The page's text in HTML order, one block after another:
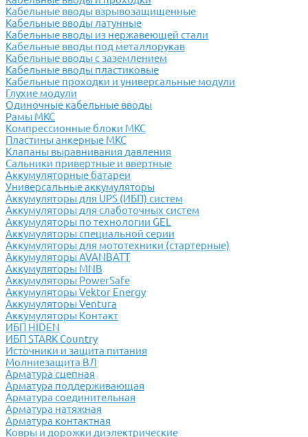
Кабельные вводы взрывозащищенные
Кабельные вводы латунные
Кабельные вводы из нержавеющей стали
Кабельные вводы под металлорукав
Кабельные вводы с заземлением
Кабельные вводы пластиковые
Кабельные проходки и универсальные модули
Глухие модули
Одиночные кабельные вводы
Рамы МКС
Компрессионные блоки МКС
Пластины анкерные МКС
Клапаны выравнивания давления
Сальники привертные и ввертные
Аккумуляторные батареи
Универсальные аккумуляторы
Аккумуляторы для UPS (ИБП) систем
Аккумуляторы для слаботочных систем
Аккумуляторы по технологии GEL
Аккумуляторы специальной серии
Аккумуляторы для мототехники (стартерные)
Аккумуляторы AVANBATT
Аккумуляторы MNB
Аккумуляторы PowerSafe
Аккумуляторы Vektor Energy
Аккумуляторы Ventura
Аккумуляторы Контакт
ИБП HIDEN
ИБП STARK Country
Источники и защита питания
Молниезащита ВЛ
Арматура сцепная
Арматура поддерживающая
Арматура соединительная
Арматура натяжная
Арматура контактная
Ковры и дорожки диэлектрические